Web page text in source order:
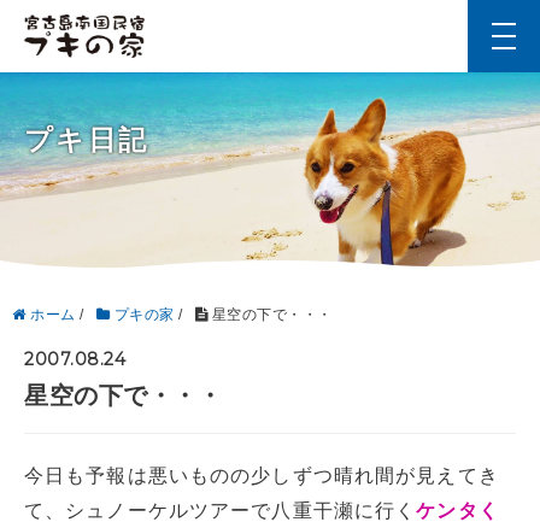
プキ日記
ホーム / プキの家 / 星空の下で・・・
2007.08.24
星空の下で・・・
今日も予報は悪いものの少しずつ晴れ間が見えてき
て、シュノーケルツアーで八重干瀬に行くケンタく
t
o
g
g
l
v
a